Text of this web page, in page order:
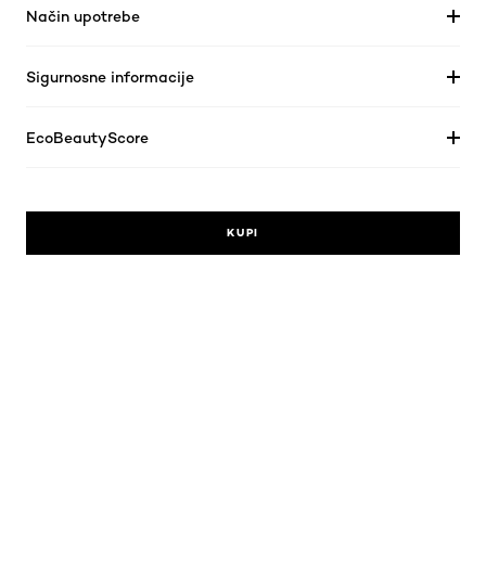
Način upotrebe
Sigurnosne informacije
EcoBeautyScore
KUPI